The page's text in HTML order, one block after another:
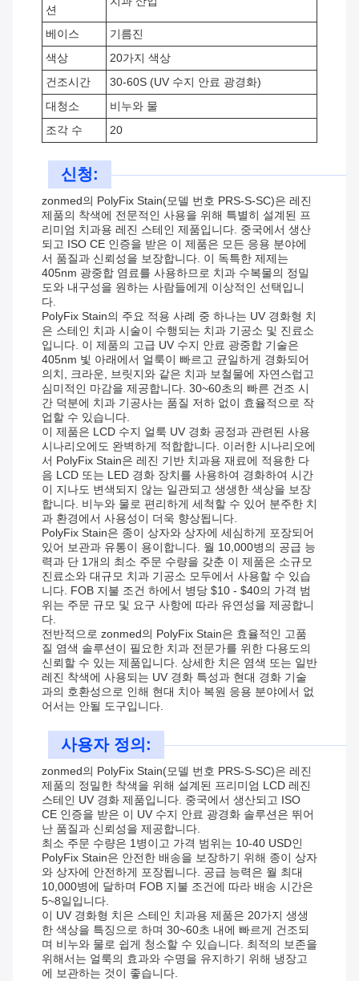
션
베이스
기름진
색상
20가지 색상
건조시간
30-60S (UV 수지 안료 광경화)
대청소
비누와 물
조각 수
20
신청:
zonmed의 PolyFix Stain(모델 번호 PRS-S-SC)은 레진
제품의 착색에 전문적인 사용을 위해 특별히 설계된 프
리미엄 치과용 레진 스테인 제품입니다. 중국에서 생산
되고 ISO CE 인증을 받은 이 제품은 모든 응용 분야에
서 품질과 신뢰성을 보장합니다. 이 독특한 제제는
405nm 광중합 염료를 사용하므로 치과 수복물의 정밀
도와 내구성을 원하는 사람들에게 이상적인 선택입니
다.
PolyFix Stain의 주요 적용 사례 중 하나는 UV 경화형 치
은 스테인 치과 시술이 수행되는 치과 기공소 및 진료소
입니다. 이 제품의 고급 UV 수지 안료 광중합 기술은
405nm 빛 아래에서 얼룩이 빠르고 균일하게 경화되어
의치, 크라운, 브릿지와 같은 치과 보철물에 자연스럽고
심미적인 마감을 제공합니다. 30~60초의 빠른 건조 시
간 덕분에 치과 기공사는 품질 저하 없이 효율적으로 작
업할 수 있습니다.
이 제품은 LCD 수지 얼룩 UV 경화 공정과 관련된 사용
시나리오에도 완벽하게 적합합니다. 이러한 시나리오에
서 PolyFix Stain은 레진 기반 치과용 재료에 적용한 다
음 LCD 또는 LED 경화 장치를 사용하여 경화하여 시간
이 지나도 변색되지 않는 일관되고 생생한 색상을 보장
합니다. 비누와 물로 편리하게 세척할 수 있어 분주한 치
과 환경에서 사용성이 더욱 향상됩니다.
PolyFix Stain은 종이 상자와 상자에 세심하게 포장되어
있어 보관과 유통이 용이합니다. 월 10,000병의 공급 능
력과 단 1개의 최소 주문 수량을 갖춘 이 제품은 소규모
진료소와 대규모 치과 기공소 모두에서 사용할 수 있습
니다. FOB 지불 조건 하에서 병당 $10 - $40의 가격 범
위는 주문 규모 및 요구 사항에 따라 유연성을 제공합니
다.
전반적으로 zonmed의 PolyFix Stain은 효율적인 고품
질 염색 솔루션이 필요한 치과 전문가를 위한 다용도의
신뢰할 수 있는 제품입니다. 상세한 치은 염색 또는 일반
레진 착색에 사용되는 UV 경화 특성과 현대 경화 기술
과의 호환성으로 인해 현대 치아 복원 응용 분야에서 없
어서는 안될 도구입니다.
사용자 정의:
zonmed의 PolyFix Stain(모델 번호 PRS-S-SC)은 레진
제품의 정밀한 착색을 위해 설계된 프리미엄 LCD 레진
스테인 UV 경화 제품입니다. 중국에서 생산되고 ISO
CE 인증을 받은 이 UV 수지 안료 광경화 솔루션은 뛰어
난 품질과 신뢰성을 제공합니다.
최소 주문 수량은 1병이고 가격 범위는 10-40 USD인
PolyFix Stain은 안전한 배송을 보장하기 위해 종이 상자
와 상자에 안전하게 포장됩니다. 공급 능력은 월 최대
10,000병에 달하며 FOB 지불 조건에 따라 배송 시간은
5~8일입니다.
이 UV 경화형 치은 스테인 치과용 제품은 20가지 생생
한 색상을 특징으로 하며 30~60초 내에 빠르게 건조되
며 비누와 물로 쉽게 청소할 수 있습니다. 최적의 보존을
위해서는 얼룩의 효과와 수명을 유지하기 위해 냉장고
에 보관하는 것이 좋습니다.